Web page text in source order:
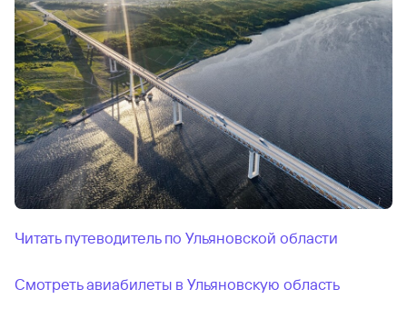
Читать путеводитель по Ульяновской области
Смотреть авиабилеты в Ульяновскую область